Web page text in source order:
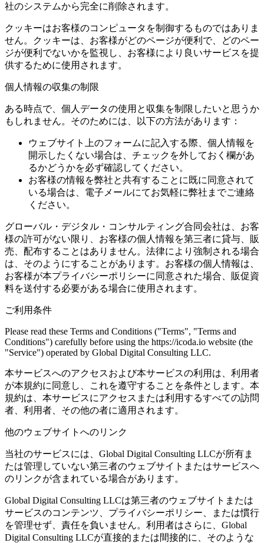
社のシステムから完全に削除されます。
クッキーはお客様のコンピュータを制御するものではありま
せん。クッキーは、お客様がどのページが便利で、どのペー
ジが便利でないかを監視し、お客様により良いサービスを提
供するために使用されます。
個人情報の収集の制限
ある時点で、個人データの使用と収集を制限したいと思うか
もしれません。そのためには、以下の方法があります：
ウェブサイト上のフォームに記入する際、個人情報を
開示したくない場合は、チェックを外しておく欄があ
るかどうかを必ず確認してください。
お客様の情報を弊社と共有することに既に同意されて
いる場合は、電子メールにてお気軽に弊社までご連絡
ください。
グローバル・デジタル・コンサルティング合同会社は、お客
様の許可がない限り、お客様の個人情報を第三者に貸与、販
売、配布することはありません。法律により強制される場合
は、そのようにすることがあります。お客様の個人情報は、
お客様が本プライバシーポリシーに同意された場合、販促資
料を送付する必要がある場合に使用されます。
ご利用条件
Please read these Terms and Conditions ("Terms", "Terms and
Conditions") carefully before using the https://icoda.io website (the
"Service") operated by Global Digital Consulting LLC.
本サービスへのアクセスおよび本サービスの利用は、利用者
が本規約に同意し、これを遵守することを条件とします。本
規約は、本サービスにアクセスまたは利用するすべての訪問
者、利用者、その他の者に適用されます。
他のウェブサイトへのリンク
当社のサービスには、Global Digital Consulting LLCが所有ま
たは管理していない第三者のウェブサイトまたはサービスへ
のリンクが含まれている場合があります。
Global Digital Consulting LLCは第三者のウェブサイトまたは
サービスのコンテンツ、プライバシーポリシー、または慣行
を管理せず、責任を負いません。利用者はさらに、Global
Digital Consulting LLCが直接的または間接的に、そのような